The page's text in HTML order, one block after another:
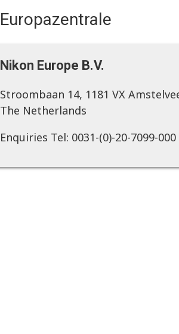
Europazentrale
Nikon Europe B.V.
Stroombaan 14, 1181 VX
The Netherlands
Enquiries Tel: 0031-(0)-20-7099-000